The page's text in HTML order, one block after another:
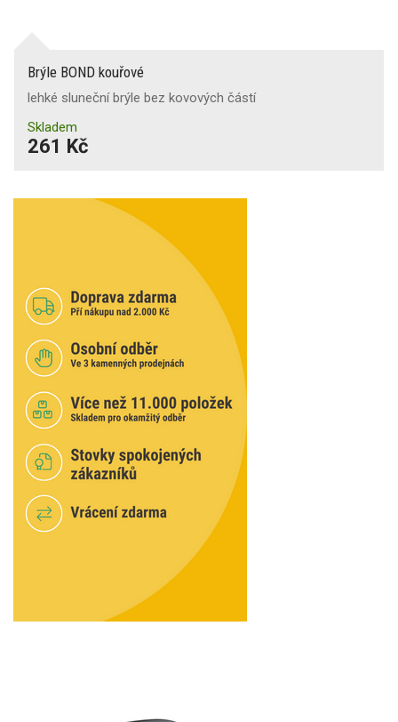
Brýle BOND kouřové
lehké sluneční brýle bez kovových částí
Skladem
261 Kč